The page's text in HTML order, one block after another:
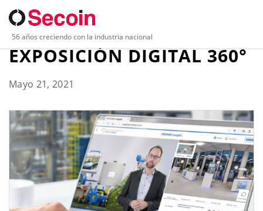
56 años creciendo con la industria nacional
KROHNE INSIGHTS:
EXPOSICIÓN DIGITAL 360°
Mayo 21, 2021